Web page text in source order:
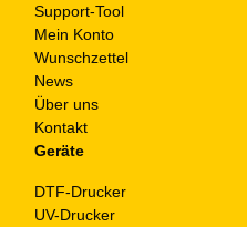
Support-Tool
Mein Konto
Wunschzettel
News
Über uns
Kontakt
Geräte
DTF-Drucker
UV-Drucker